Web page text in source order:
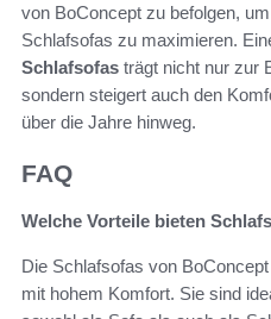
von BoConcept zu befolgen,
Schlafsofas zu maximieren.
Schlafsofas trägt nicht nur zur
sondern steigert auch den
über die Jahre hinweg.
FAQ
Welche Vorteile bieten
Die Schlafsofas von
mit hohem Komfort. Sie sind